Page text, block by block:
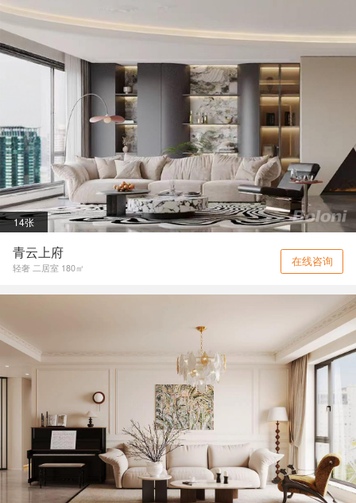
14张
青云上府
轻奢 二居室 180㎡ 在线咨询